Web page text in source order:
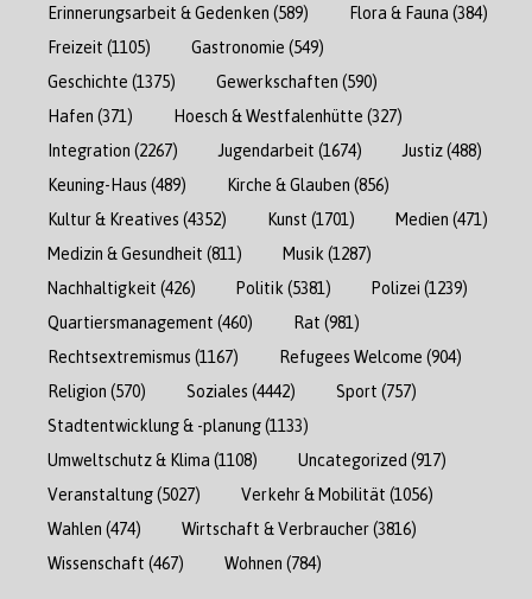
Erinnerungsarbeit & Gedenken (589) Flora & Fauna (384)
Freizeit (1105) Gastronomie (549)
Geschichte (1375) Gewerkschaften (590)
Hafen (371) Hoesch & Westfalenhütte (327)
Integration (2267) Jugendarbeit (1674) Justiz(488)
Keuning-Haus (489) Kirche & Glauben (856)
Kultur & Kreatives (4352) Kunst (1701) Medien (471)
Medizin & Gesundheit (811) Musik (1287)
Nachhaltigkeit (426) Politik (5381) Polizei (1239)
Quartiersmanagement (460) Rat (981)
Rechtsextremismus (1167) Refugees Welcome (904)
Religion (570) Soziales (4442) Sport (757)
Stadtentwicklung & -planung(1133)
Umweltschutz & Klima (1108) Uncategorized (917)
Veranstaltung(5027) Verkehr & Mobilität (1056)
Wahlen (474) Wirtschaft & Verbraucher(3816)
Wissenschaft (467) Wohnen (784)